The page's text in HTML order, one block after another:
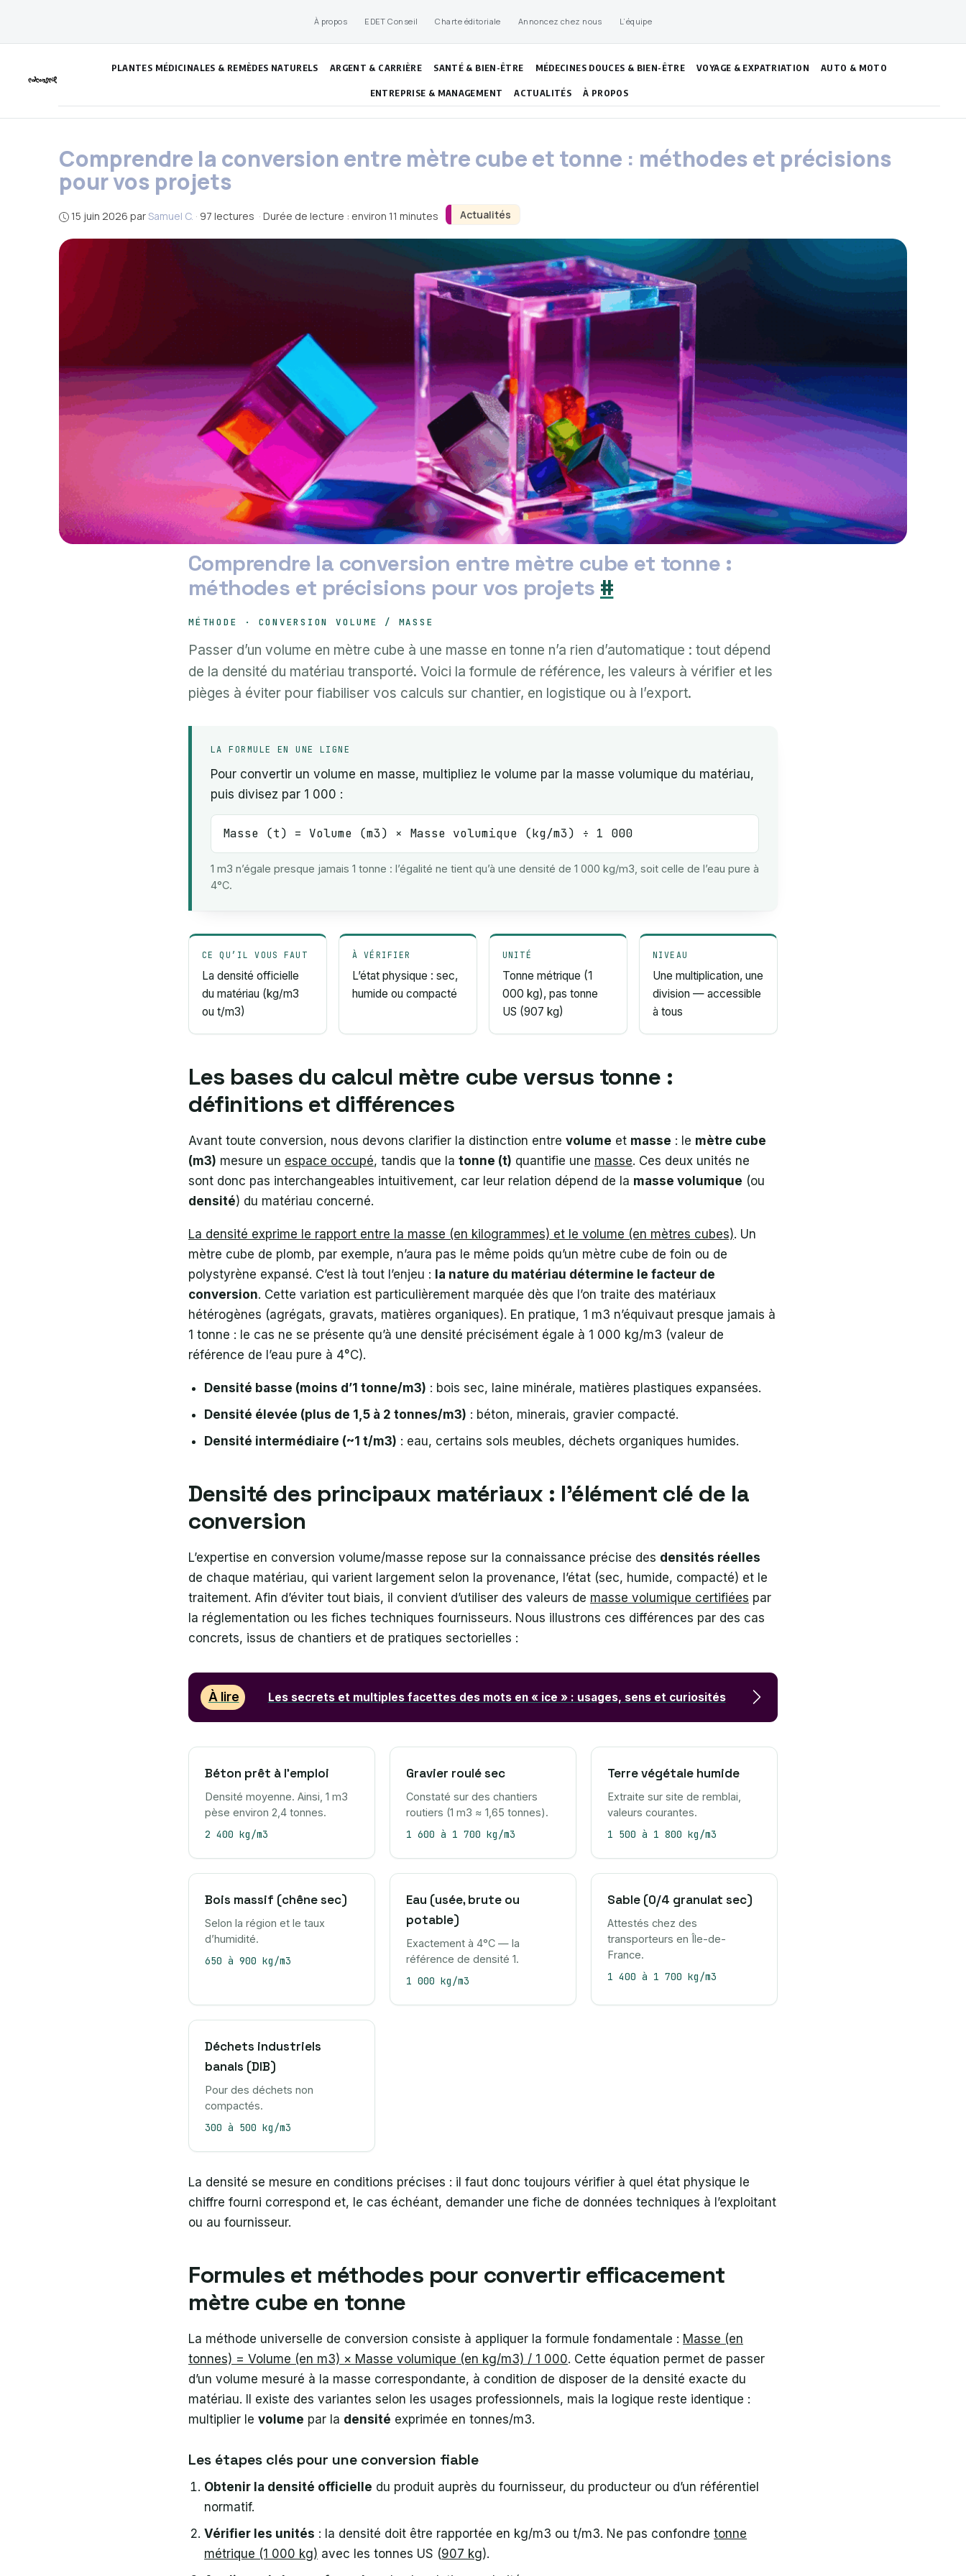
contenu
À propos EDET Conseil Charte éditoriale Annoncez chez nous L’équipe
PLANTES MÉDICINALES & REMÈDES NATURELS ARGENT & CARRIÈRE SANTÉ & BIEN-ÊTRE MÉDECINES DOUCES & BIEN-ÊTRE VOYAGE & EXPATRIATION AUTO & MOTO
ENTREPRISE & MANAGEMENT ACTUALITÉS À PROPOS
Actualités
Comprendre la conversion entre mètre cube et tonne : méthodes et précisions
pour vos projets
15 juin 2026 parSamuel C. · 97 lectures · Durée de lecture : environ 11 minutes
Comprendre la conversion entre mètre cube et tonne :
méthodes et précisions pour vos projets #
MÉTHODE · CONVERSION VOLUME / MASSE
Passer d’un volume en mètre cube à une masse en tonne n’a rien d’automatique : tout dépend
de la densité du matériau transporté. Voici la formule de référence, les valeurs à vérifier et les
pièges à éviter pour fiabiliser vos calculs sur chantier, en logistique ou à l’export.
LA FORMULE EN UNE LIGNE
Pour convertir un volume en masse, multipliez le volume par la masse volumique du matériau,
puis divisez par 1 000 :
Masse (t) = Volume (m3) × Masse volumique (kg/m3) ÷ 1 000
1 m3 n’égale presque jamais 1 tonne : l’égalité ne tient qu’à une densité de 1 000 kg/m3, soit celle de l’eau pure à
4°C.
CE QU’IL VOUS FAUT
La densité officielle
du matériau (kg/m3
ou t/m3)
À VÉRIFIER
L’état physique : sec,
humide ou compacté
UNITÉ
Tonne métrique (1
000 kg), pas tonne
US (907 kg)
NIVEAU
Une multiplication, une
division — accessible
à tous
Les bases du calcul mètre cube versus tonne :
définitions et différences
Avant toute conversion, nous devons clarifier la distinction entre volume et masse : le mètre cube
(m3) mesure un espace occupé, tandis que la tonne (t) quantifie une masse. Ces deux unités ne
sont donc pas interchangeables intuitivement, car leur relation dépend de la masse volumique (ou
densité) du matériau concerné.
La densité exprime le rapport entre la masse (en kilogrammes) et le volume (en mètres cubes). Un
mètre cube de plomb, par exemple, n’aura pas le même poids qu’un mètre cube de foin ou de
polystyrène expansé. C’est là tout l’enjeu : la nature du matériau détermine le facteur de
conversion. Cette variation est particulièrement marquée dès que l’on traite des matériaux
hétérogènes (agrégats, gravats, matières organiques). En pratique, 1 m3 n’équivaut presque jamais à
1 tonne : le cas ne se présente qu’à une densité précisément égale à 1 000 kg/m3 (valeur de
référence de l’eau pure à 4°C).
Densité basse (moins d’1 tonne/m3) : bois sec, laine minérale, matières plastiques expansées.
Densité élevée (plus de 1,5 à 2 tonnes/m3) : béton, minerais, gravier compacté.
Densité intermédiaire (~1 t/m3) : eau, certains sols meubles, déchets organiques humides.
Densité des principaux matériaux : l’élément clé de la
conversion
L’expertise en conversion volume/masse repose sur la connaissance précise des densités réelles
de chaque matériau, qui varient largement selon la provenance, l’état (sec, humide, compacté) et le
traitement. Afin d’éviter tout biais, il convient d’utiliser des valeurs de masse volumique certifiées par
la réglementation ou les fiches techniques fournisseurs. Nous illustrons ces différences par des cas
concrets, issus de chantiers et de pratiques sectorielles :
À lire Les secrets et multiples facettes des mots en « ice » : usages, sens et curiosités
Béton prêt à l’emploi
Densité moyenne. Ainsi, 1 m3
pèse environ 2,4 tonnes.
2 400 kg/m3
Gravier roulé sec
Constaté sur des chantiers
routiers (1 m3 ≈ 1,65 tonnes).
1 600 à 1 700 kg/m3
Terre végétale humide
Extraite sur site de remblai,
valeurs courantes.
1 500 à 1 800 kg/m3
Bois massif (chêne sec)
Selon la région et le taux
d’humidité.
650 à 900 kg/m3
Eau (usée, brute ou
potable)
Exactement à 4°C — la
référence de densité 1.
1 000 kg/m3
Sable (0/4 granulat sec)
Attestés chez des
transporteurs en Île-de-
France.
1 400 à 1 700 kg/m3
Déchets industriels
banals (DIB)
Pour des déchets non
compactés.
300 à 500 kg/m3
La densité se mesure en conditions précises : il faut donc toujours vérifier à quel état physique le
chiffre fourni correspond et, le cas échéant, demander une fiche de données techniques à l’exploitant
ou au fournisseur.
Formules et méthodes pour convertir efficacement
mètre cube en tonne
La méthode universelle de conversion consiste à appliquer la formule fondamentale : Masse (en
tonnes) = Volume (en m3) × Masse volumique (en kg/m3) / 1 000. Cette équation permet de passer
d’un volume mesuré à la masse correspondante, à condition de disposer de la densité exacte du
matériau. Il existe des variantes selon les usages professionnels, mais la logique reste identique :
multiplier le volume par la densité exprimée en tonnes/m3.
Les étapes clés pour une conversion fiable
Obtenir la densité officielle du produit auprès du fournisseur, du producteur ou d’un référentiel
normatif.
Vérifier les unités : la densité doit être rapportée en kg/m3 ou t/m3. Ne pas confondretonne
métrique (1 000 kg) avec les tonnes US (907 kg).